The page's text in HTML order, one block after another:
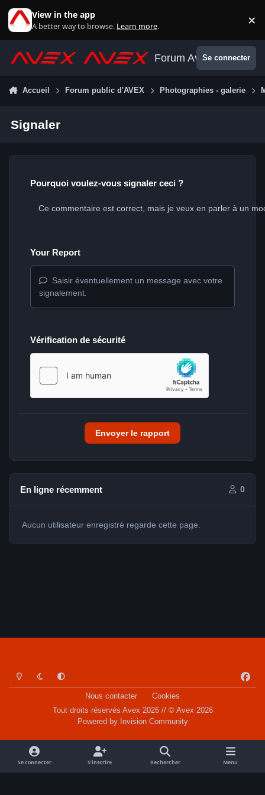
View in the app
A better way to browse. Learn more. ×
Forum AvexSe connecter
Accueil Forum public d'AVEX Photographies - galerie
Signaler
Pourquoi voulez-vous signaler ceci ?
Your Report
Saisir éventuellement un message avec votre
signalement.
Vérification de sécurité
Envoyer le rapport
En ligne récemment 0
Aucun utilisateur enregistré regarde cette page.
Light ModeDark ModeSystem Preference
a
o
k
Nous contacter
Cookies
Tout droits réservés Avex 2026 // © Avex 2026
Powered by Invision Community
Se connecter S’inscrire Rechercher Menu